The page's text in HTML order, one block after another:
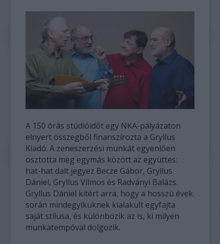
A 150 órás stúdióidőt egy NKA-pályázaton
elnyert összegből finanszírozta a Gryllus
Kiadó. A zeneszerzési munkát egyenlően
osztotta meg egymás között az együttes:
hat-hat dalt jegyez Becze Gábor, Gryllus
Dániel, Gryllus Vilmos és Radványi Balázs.
Gryllus Dániel kitért arra, hogy a hosszú évek
során mindegyiküknek kialakult egyfajta
saját stílusa, és különbözik az is, ki milyen
munkatempóval dolgozik.